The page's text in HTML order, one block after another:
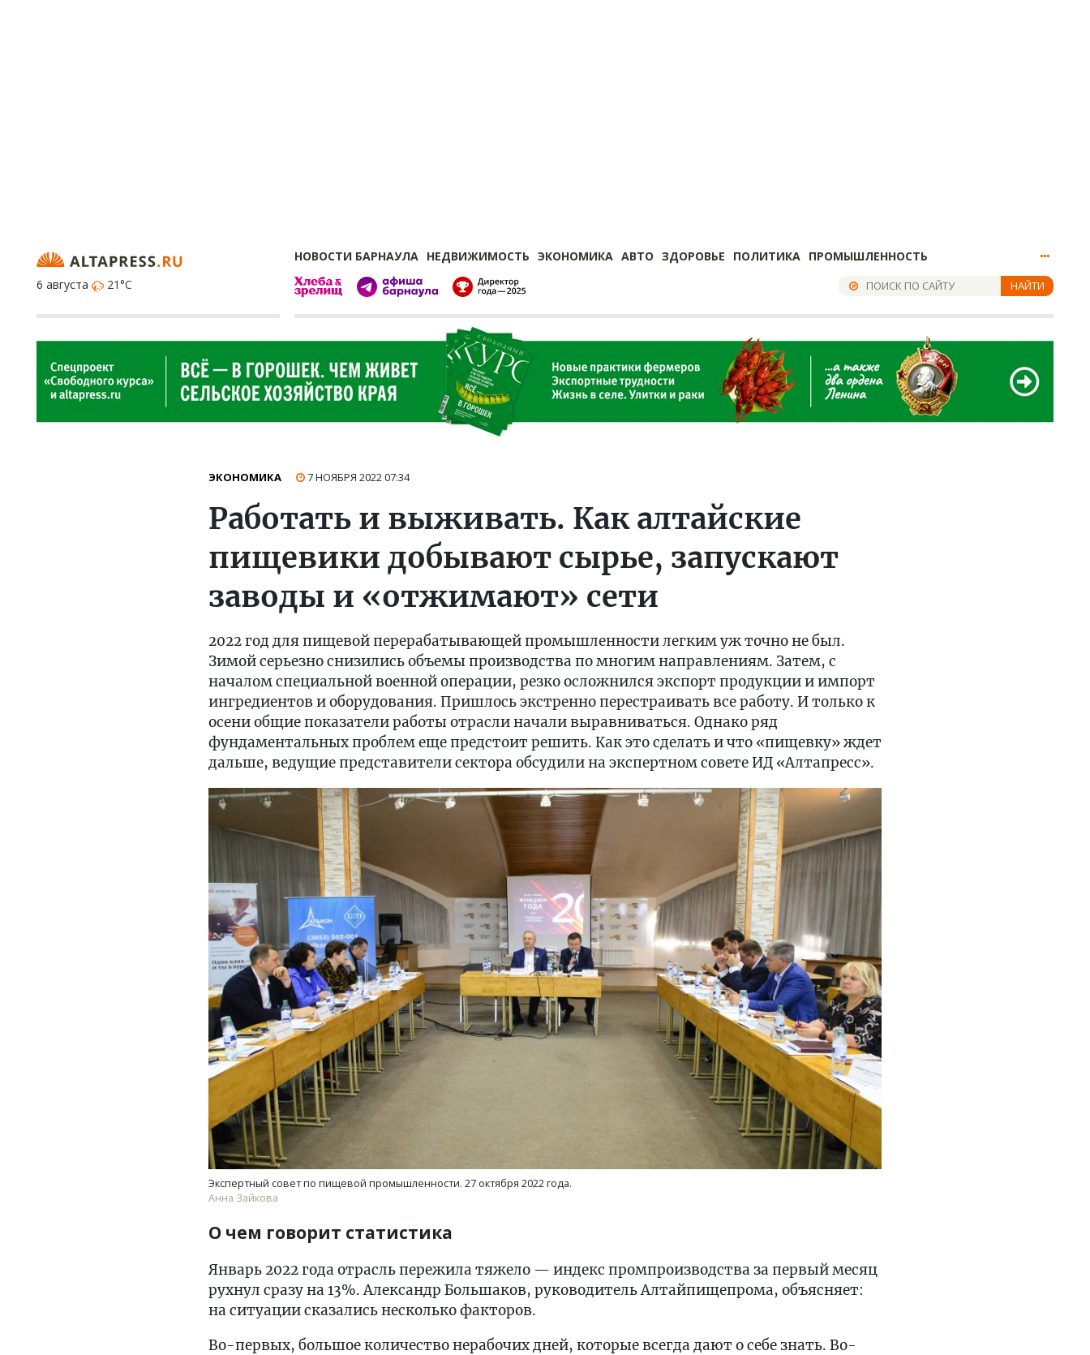
НОВОСТИ БАРНАУЛА НЕДВИЖИМОСТЬ ЭКОНОМИКА АВТО ЗДОРОВЬЕ ПОЛИТИКА ПРОМЫШЛЕННОСТЬ
6 августа
21°C НАЙТИ
ЭКОНОМИКА 7 НОЯБРЯ 202207:34
Работать и выживать. Как алтайские
пищевики добывают сырье, запускают
заводы и «отжимают» сети
2022 год для пищевой перерабатывающей промышленности легким уж точно не был.
Зимой серьезно снизились объемы производства по многим направлениям. Затем, с
началом специальной военной операции, резко осложнился экспорт продукции и импорт
ингредиентов и оборудования. Пришлось экстренно перестраивать все работу. И только к
осени общие показатели работы отрасли начали выравниваться. Однако ряд
фундаментальных проблем еще предстоит решить. Как это сделать и что «пищевку» ждет
дальше, ведущие представители сектора обсудили на экспертном совете ИД «Алтапресс».
Экспертный совет по пищевой промышленности. 27 октября 2022 года.
Анна Зайкова
О чем говорит статистика
Январь 2022 года отрасль пережила тяжело — индекс промпроизводства за первый месяц
рухнул сразу на 13%. Александр Большаков, руководитель Алтайпищепрома, объясняет:
на ситуации сказались несколько факторов.
Во-первых, большое количество нерабочих дней, которые всегда дают о себе знать. Во-